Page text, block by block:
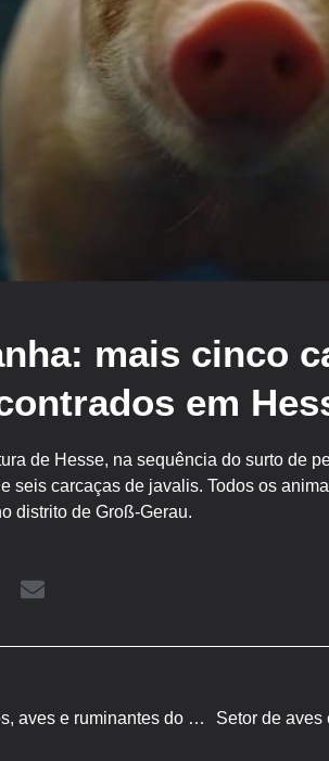
mais cinco
em
de Hesse, na sequência do surto de
seis carcaças de javalis. Todos os
distrito de Groß-Gerau.
Vísceras comestíveis de suínos, aves e ruminantes do Brasil conquistam novo mercado